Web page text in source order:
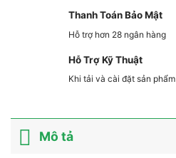
Thanh Toán Bảo Mật
Hỗ trợ hơn 28 ngân hàng
Hỗ Trợ Kỹ Thuật
Khi tải và cài đặt sản phẩm
Mô tả